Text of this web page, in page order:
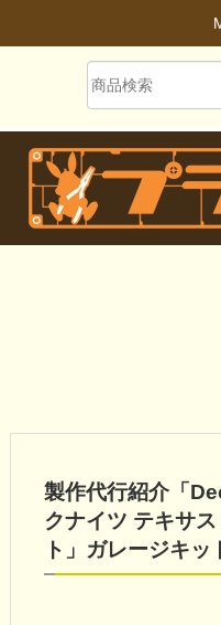
製作代行紹介「
クナイツ テキサ
ト」ガレージキ